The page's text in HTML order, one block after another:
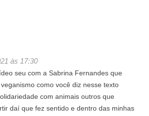
às 17:30
seu com a Sabrina Fernandes que
como você diz nesse texto
com animais outros que
daí que fez sentido e dentro das minhas